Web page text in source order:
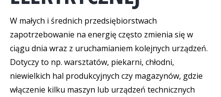
W małych i średnich przedsiębiorstwach
zapotrzebowanie na energię często zmienia się w
ciągu dnia wraz z uruchamianiem kolejnych urządzeń.
Dotyczy to np. warsztatów, piekarni, chłodni,
niewielkich hal produkcyjnych czy magazynów, gdzie
włączenie kilku maszyn lub urządzeń technicznych